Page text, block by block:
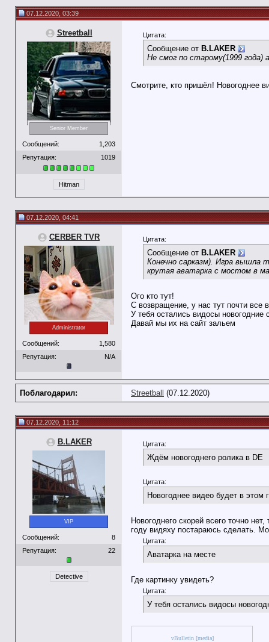
07.12.2020, 03:39
Streetball
Senior Member
Сообщений:
1,203
Репутация:
1019
Hitman
Цитата:
Сообщение от B.LAKER
Не смог по старому(1999 года)
Смотрите, кто пришёл! Новогоднее
07.12.2020, 04:41
CERBER TVR
Administrator
Сообщений:
1,580
Репутация:
N/A
Цитата:
Сообщение от B.LAKER
Конечно сарказм). Игра вышла
крутая аватарка с мостом в
Ого кто тут!
С возвращение, у нас тут почти все
У тебя остались видосы
Давай мы их на сайт зальем
Поблагодарил: Streetball (07.12.2020)
07.12.2020, 11:12
B.LAKER
VIP
Сообщений:
8
Репутация:
22
Detective
Цитата:
Ждём новогоднего ролика в DE
Цитата:
Новогоднее видео будет в этом
Новогоднего скорей всего точно
году видяху постараюсь сделать.
Цитата:
Аватарка на месте
Где картинку увидеть?
Цитата:
У тебя остались видосы
vBulletin [media]